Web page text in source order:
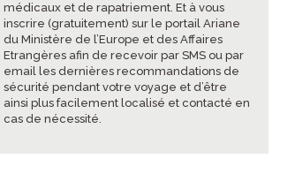
médicaux et de rapatriement. Et à vous
inscrire (gratuitement) sur le portail Ariane
du Ministère de l’Europe et des Affaires
Etrangères afin de recevoir par SMS ou par
email les dernières recommandations de
sécurité pendant votre voyage et d’être
ainsi plus facilement localisé et contacté en
cas de nécessité.